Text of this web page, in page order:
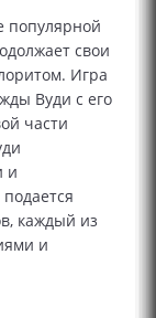
популярной
свои
Игра
Вуди с его
части
и
каждый из
и